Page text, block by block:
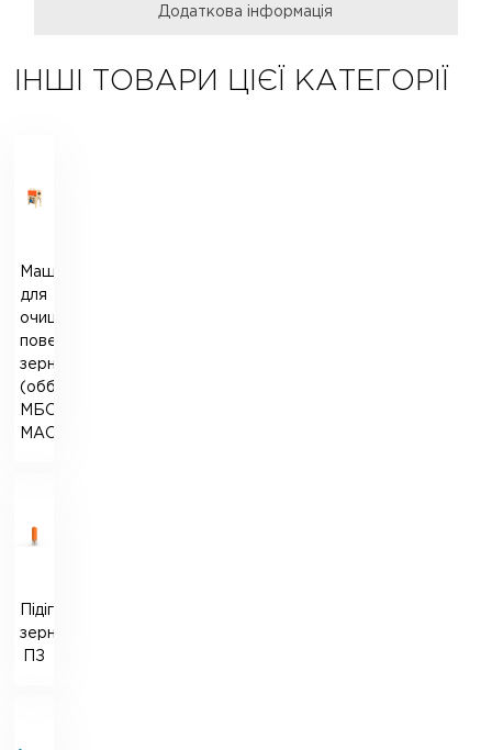
Додаткова інформація
ІНШІ ТОВАРИ ЦІЄЇ КАТЕГОРІЇ
Машини
для
очищення
поверхні
зерна
(оббивні)
МБО-3/6;
МАО-3/6
Підігрівач
зерна
ПЗ